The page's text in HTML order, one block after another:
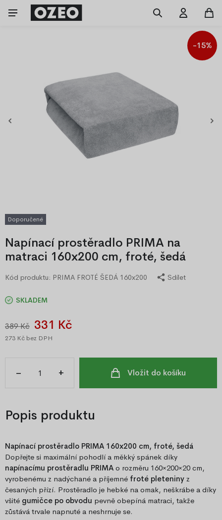
Doporučené
-15%
Napínací prostěradlo PRIMA na
matraci 160x200 cm, froté, šedá
Kód produktu: PRIMA FROTÉ ŠEDÁ 160x200 Sdílet
SKLADEM
389 Kč 331 Kč
273 Kč bez DPH
– + Vložit do košíku
Popis produktu
Napínací prostěradlo PRIMA 160x200 cm, froté, šedá
Dopřejte si maximální pohodlí a měkký spánek díky
napínacímu prostěradlu PRIMA o rozměru 160×200×20 cm,
vyrobenému z nadýchané a příjemné froté pleteniny z
česaných přízí. Prostěradlo je hebké na omak, neškrábe a díky
všité gumičce po obvodu pevně obepíná matraci, takže
zůstává trvale napnuté a neshrnuje se.